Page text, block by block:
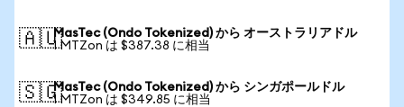
🇦🇺MasTec (Ondo Tokenized) から オーストラリアドル
1 MTZon は $387.38 に相当
🇸🇬MasTec (Ondo Tokenized) から シンガポールドル
1 MTZon は $349.85 に相当